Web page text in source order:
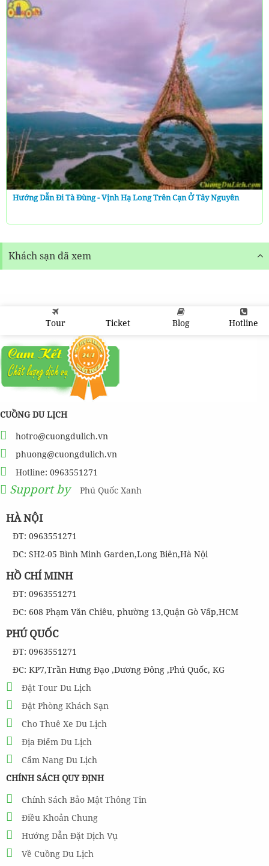
Hướng Dẫn Đi Tà Đùng - Vịnh Hạ Long Trên Cạn Ở Tây Nguyên
Khách sạn đã xem
Tour Ticket Blog Hotline
CUỒNG DU LỊCH
hotro@cuongdulich.vn
phuong@cuongdulich.vn
Hotline: 0963551271
Support by Phú Quốc Xanh
HÀ NỘI
ĐT: 0963551271
ĐC: SH2-05 Bình Minh Garden,Long Biên,Hà Nội
HỒ CHÍ MINH
ĐT: 0963551271
ĐC: 608 Phạm Văn Chiêu, phường 13,Quận Gò Vấp,HCM
PHÚ QUỐC
ĐT: 0963551271
ĐC: KP7,Trần Hưng Đạo ,Dương Đông ,Phú Quốc, KG
Đặt Tour Du Lịch
Đặt Phòng Khách Sạn
Cho Thuê Xe Du Lịch
Địa Điểm Du Lịch
Cẩm Nang Du Lịch
CHÍNH SÁCH QUY ĐỊNH
Chính Sách Bảo Mật Thông Tin
Điều Khoản Chung
Hướng Dẫn Đặt Dịch Vụ
Về Cuồng Du Lịch